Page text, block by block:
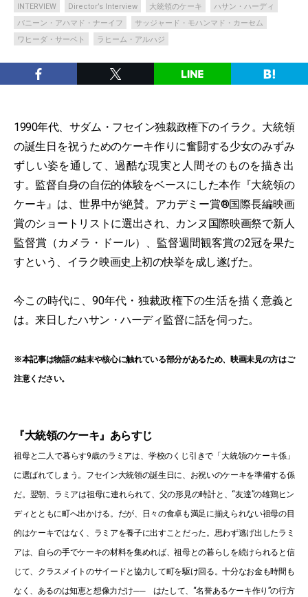
INTERVIEW Director’s Interview 大統領のケーキ
ハサン・ハーディ
バニーン・アハマド・ナーイフ
サッジャード・モハンマド・カーセム
ワヒーダ・サーベト
ラヒーム・アルハジ
1990年代、サダム・フセイン独裁政権下のイラク。大統領
の誕生日を祝うためのケーキ作りに奮闘する少女のみずみ
ずしい姿を通して、過酷な現実と人間そのものを描き出
す。監督自身の自伝的体験をベースにした本作『大統領の
ケーキ』は、世界中が絶賛。アカデミー賞®国際長編映画
賞のショートリストに選出され、カンヌ国際映画祭で新人
監督賞（カメラ・ドール）、監督週間観客賞の2冠を果た
すという、イラク映画史上初の快挙を成し遂げた。
今この時代に、90年代・独裁政権下の生活を描く意義と
は。来日したハサン・ハーディ監督に話を伺った。
※本記事は物語の結末や核心に触れている部分があるため、映画未見の方はご
注意ください。
『大統領のケーキ』あらすじ
祖母と二人で暮らす9歳のラミアは、学校のくじ引きで「大統領のケーキ係」
に選ばれてしまう。フセイン大統領の誕生日に、お祝いのケーキを準備する係
だ。翌朝、ラミアは祖母に連れられて、父の形見の時計と、“友達”の雄鶏ヒン
ディとともに町へ出かける。だが、日々の食卓も満足に揃えられない祖母の目
的はケーキではなく、ラミアを養子に出すことだった。思わず逃げ出したラミ
アは、自らの手でケーキの材料を集めれば、祖母との暮らしを続けられると信
じて、クラスメイトのサイードと協力して町を駆け回る。十分なお金も時間も
なく、あるのは知恵と想像力だけ── はたして、“名誉あるケーキ作り”の行方